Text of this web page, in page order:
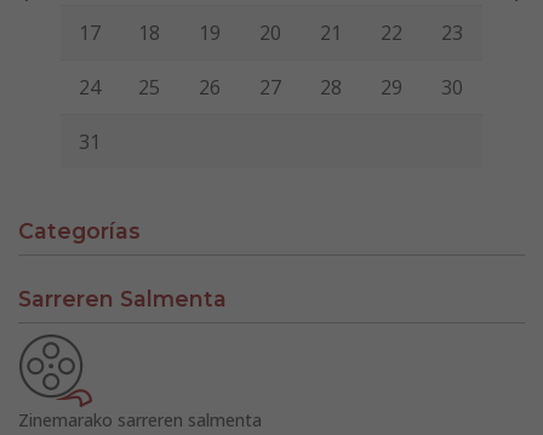
17 18 19 20 21 22 23
24 25 26 27 28 29 30
31
Categorías
Sarreren Salmenta
Zinemarako sarreren salmenta